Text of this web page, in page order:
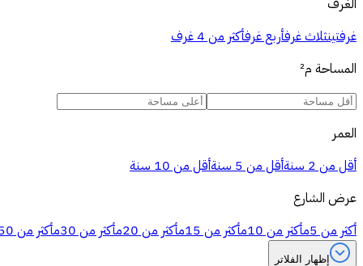
الغرف
غرفتينثلاث غرفأربع غرفأكثر من 4 غرف
المساحة م²
العمر
أقل من 2 سنة
أقل من 5 سنة
أقل من 10 سنة
عرض الشارع
أكثر من 5م
أكثر من 10م أكثر من 15م أكثر من 20م أكثر من 30م أكثر من 50م
إظهار الفلاتر